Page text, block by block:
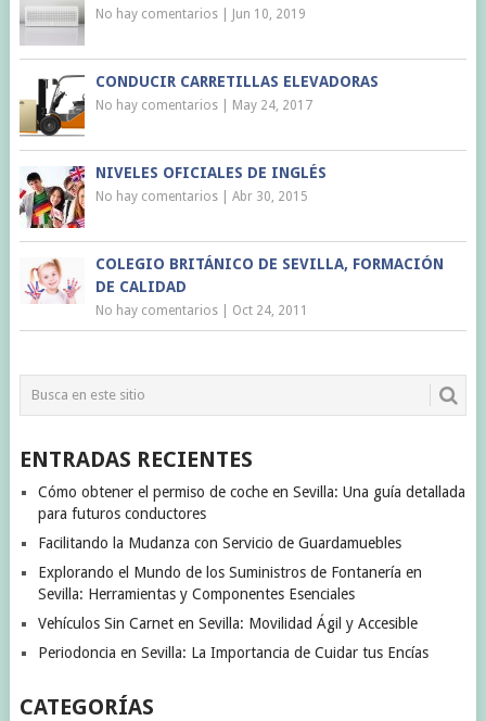
No hay comentarios| Jun 10, 2019
CONDUCIR CARRETILLAS ELEVADORAS
No hay comentarios| May 24, 2017
NIVELES OFICIALES DE INGLÉS
No hay comentarios| Abr 30, 2015
COLEGIO BRITÁNICO DE SEVILLA, FORMACIÓN
DE CALIDAD
No hay comentarios| Oct 24, 2011
ENTRADAS RECIENTES
Cómo obtener el permiso de coche en Sevilla: Una guía detallada
para futuros conductores
Facilitando la Mudanza con Servicio de Guardamuebles
Explorando el Mundo de los Suministros de Fontanería en
Sevilla: Herramientas y Componentes Esenciales
Vehículos Sin Carnet en Sevilla: Movilidad Ágil y Accesible
Periodoncia en Sevilla: La Importancia de Cuidar tus Encías
CATEGORÍAS